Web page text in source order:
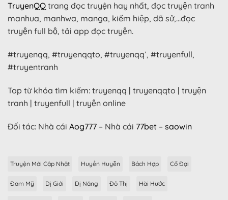
TruyenQQ trang đọc truyện hay nhất, đọc truyện tranh
manhua, manhwa, manga, kiếm hiệp, dã sử,…đọc
truyện full bộ, tải app đọc truyện.
#truyenqq, #truyenqqto, #truyenqq’, #truyenfull,
#truyentranh
Top từ khóa tìm kiếm: truyenqq | truyenqqto | truyện
tranh | truyenfull | truyện online
Đối tác: Nhà cái Aog777 – Nhà cái 77bet – saowin
Truyện Mới Cập Nhật Huyền Huyễn Bách Hợp Cổ Đại
Đam Mỹ Dị Giới Dị Năng Đô Thị Hài Hước